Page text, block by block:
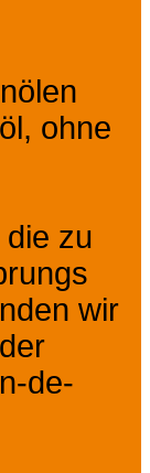
ohne
zu
wir
de-